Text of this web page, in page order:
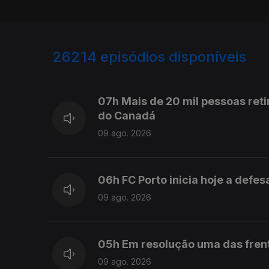
26214 episódios disponíveis
07h Mais de 20 mil pessoas
do Canadá
09 ago. 2026
06h FC Porto inicia hoje a
09 ago. 2026
05h Em resolução uma das
09 ago. 2026